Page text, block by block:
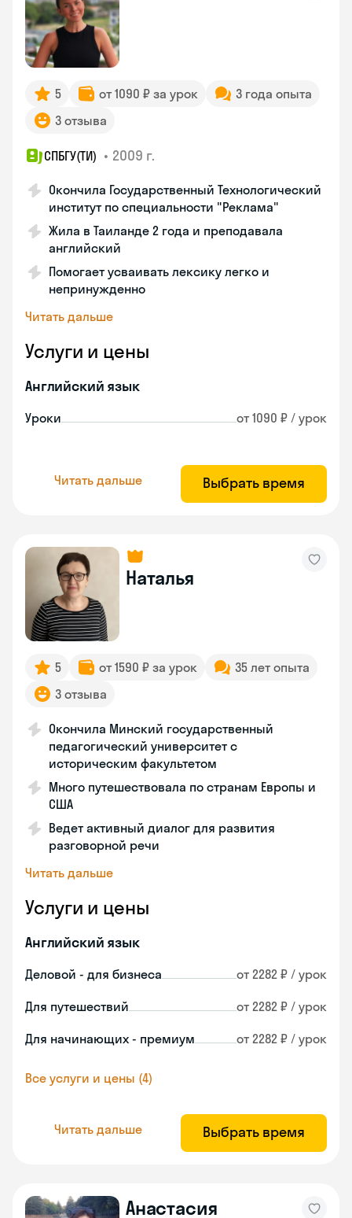
5 от 1090 ₽ за урок
3 года опыта
3 отзыва
СПБГУ(ТИ) • 2009 г.
Окончила Государственный Технологический
институт по специальности "Реклама"
Жила в Таиланде 2 года и преподавала
английский
Помогает усваивать лексику легко и
непринужденно
Читать дальше
Услуги и цены
Английский язык
Уроки от 1090 ₽ / урок
Читать дальше Выбрать время
Наталья
5 от 1590 ₽ за урок
35 лет опыта
3 отзыва
Окончила Минский государственный
педагогический университет с
историческим факультетом
Много путешествовала по странам Европы и
США
Ведет активный диалог для развития
разговорной речи
Читать дальше
Услуги и цены
Английский язык
Деловой - для бизнеса от 2282 ₽ / урок
Для путешествий от 2282 ₽ / урок
Для начинающих - премиум от 2282 ₽ / урок
Все услуги и цены (4)
Читать дальше Выбрать время
Анастасия